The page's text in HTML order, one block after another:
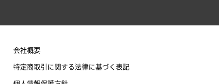
会社概要
特定商取引に関する法律に基づく表記